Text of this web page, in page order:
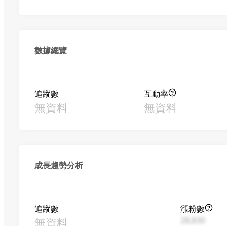
數據總覽
追蹤數
無資料
互動率
無資料
成長趨勢分析
追蹤數
無資料
漲粉數